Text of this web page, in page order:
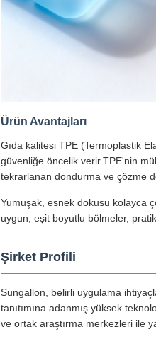
Ürün Avantajları
Gıda kalitesi TPE (Termoplastik
güvenliğe öncelik verir.TPE'nin
tekrarlanan dondurma ve çözme
Yumuşak, esnek dokusu kolayca
uygun, eşit boyutlu bölmeler,
Şirket Profili
Sungallon, belirli uygulama
tanıtımına adanmış yüksek
ve ortak araştırma merkezleri ile